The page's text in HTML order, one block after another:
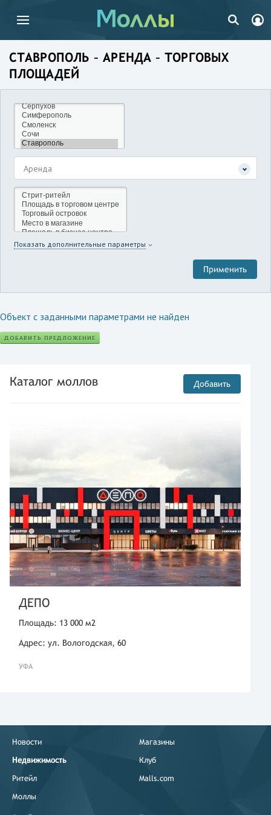
СТАВРОПОЛЬ – АРЕНДА – ТОРГОВЫХ
ПЛОЩАДЕЙ
Аренда
Показать дополнительные параметры
Объект с заданными параметрами не найден
ДОБАВИТЬ ПРЕДЛОЖЕНИЕ
Каталог моллов Добавить
ДЕПО
Площадь: 13 000 м2
Адрес: ул. Вологодская, 60
УФА
Новости
Недвижимость
Ритейл
Моллы
Магазины
Клуб
Malls.com